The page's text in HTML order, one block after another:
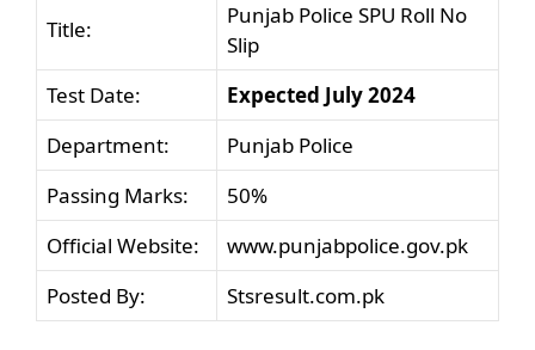
Title:
Punjab Police SPU Roll No
Slip
Test Date:
Expected July 2024
Department:
Punjab Police
Passing Marks:
50%
Official Website:
www.punjabpolice.gov.pk
Posted By:
Stsresult.com.pk